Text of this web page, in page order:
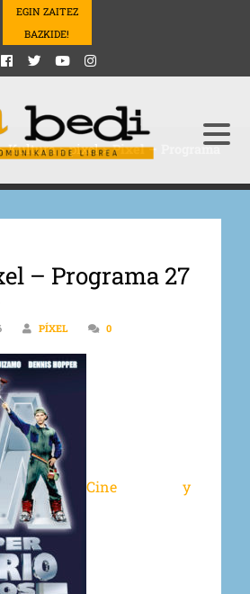
EGIN ZAITEZ
BAZKIDE!
Kultura>pixel>Pixel – Programa
– Programa 27
PÍXEL 0
Cine y